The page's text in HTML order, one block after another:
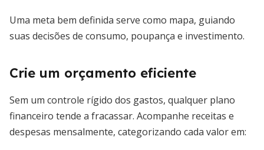
Uma meta bem definida serve como mapa, guiando
suas decisões de consumo, poupança e investimento.
Crie um orçamento eficiente
Sem um controle rígido dos gastos, qualquer plano
financeiro tende a fracassar. Acompanhe receitas e
despesas mensalmente, categorizando cada valor em: